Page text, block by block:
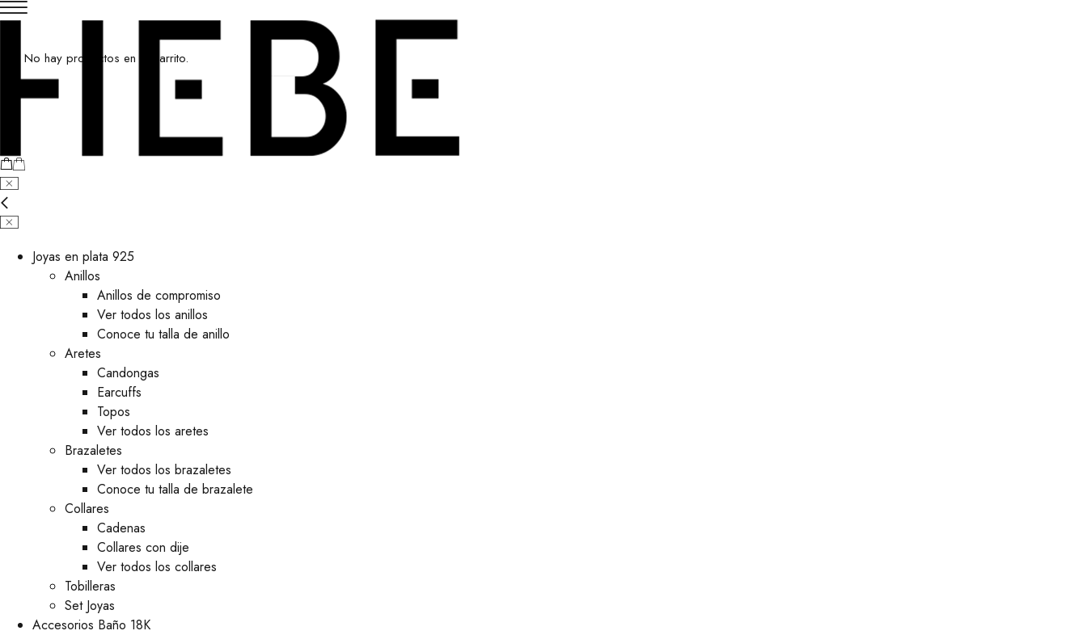
No hay productos en el carrito.
Joyas en plata 925
Anillos
Anillos de compromiso
Ver todos los anillos
Conoce tu talla de anillo
Aretes
⁠Candongas
Earcuffs
Topos
Ver todos los aretes
Brazaletes
Ver todos los brazaletes
Conoce tu talla de brazalete
Collares
Cadenas
Collares con dije
Ver todos los collares
Tobilleras
Set Joyas
Accesorios Baño 18K